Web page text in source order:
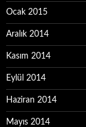
Ocak 2015
Aralık 2014
Kasım 2014
Eylül 2014
Haziran 2014
Mayıs 2014